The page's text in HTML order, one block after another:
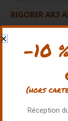
RIGORER AR3
-10
(hors
Réception